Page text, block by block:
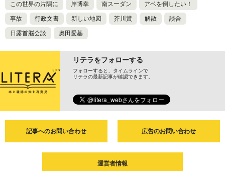
この世界の片隅に 岸博幸 南スーダン アベを倒したい！
事故 行政文書 新しい地図 芥川賞 解散 談合
日露首脳会談 奥田愛基
リテラをフォローする
フォローすると、タイムラインで
リテラの最新記事が確認できます。
記事へのお問い合わせ 広告のお問い合わせ
運営者情報